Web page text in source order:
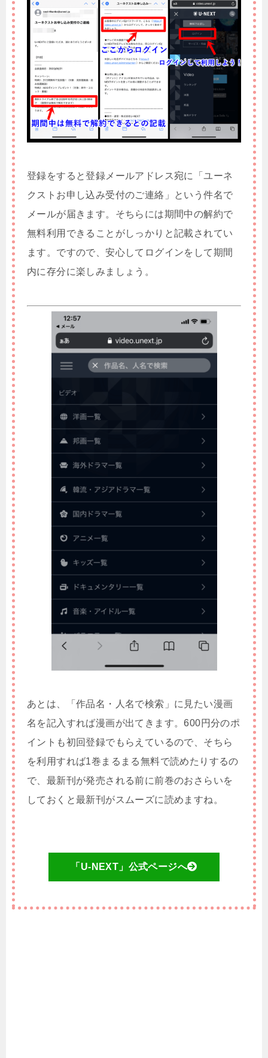
登録をすると登録メールアドレス宛に「ユーネ
クストお申し込み受付のご連絡」という件名で
メールが届きます。そちらには期間中の解約で
無料利用できることがしっかりと記載されてい
ます。ですので、安心してログインをして期間
内に存分に楽しみましょう。
あとは、「作品名・人名で検索」に見たい漫画
名を記入すれば漫画が出てきます。600円分のポ
イントも初回登録でもらえているので、そちら
を利用すれば1巻まるまる無料で読めたりするの
で、最新刊が発売される前に前巻のおさらいを
しておくと最新刊がスムーズに読めますね。
「U-NEXT」公式ページへ